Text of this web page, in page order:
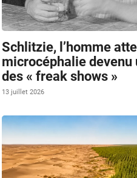
Schlitzie, l’homme
microcéphalie devenu
des « freak shows »
13 juillet 2026